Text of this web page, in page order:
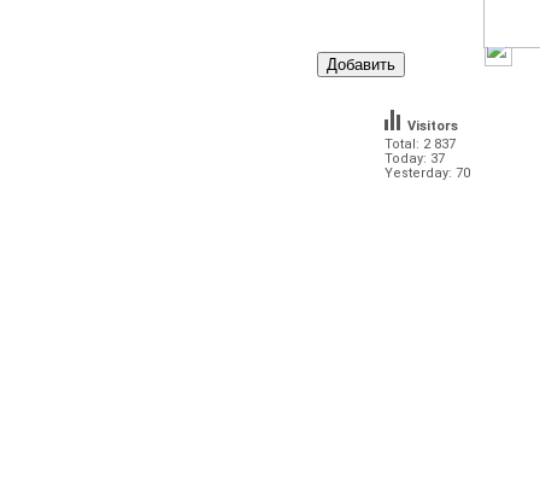
Total: 2 837
Today: 37
Yesterday: 70
Visitors